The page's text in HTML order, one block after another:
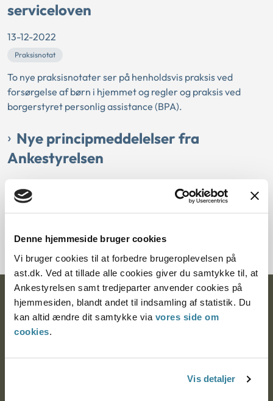
Denne hjemmeside bruger cookies
Vi bruger cookies til at forbedre brugeroplevelsen på
ast.dk. Ved at tillade alle cookies giver du samtykke til, at
Ankestyrelsen samt tredjeparter anvender cookies på
hjemmesiden, blandt andet til indsamling af statistik. Du
kan altid ændre dit samtykke via vores side om
cookies.
Vis detaljer
serviceloven
13-12-2022
Praksisnotat
To nye praksisnotater ser på henholdsvis praksis ved
forsørgelse af børn i hjemmet og regler og praksis ved
borgerstyret personlig assistance (BPA).
Nye principmeddelelser fra
Ankestyrelsen
Principmeddelelse
seneste principmeddelelser.
Ankestyrelsen
Postadresse: